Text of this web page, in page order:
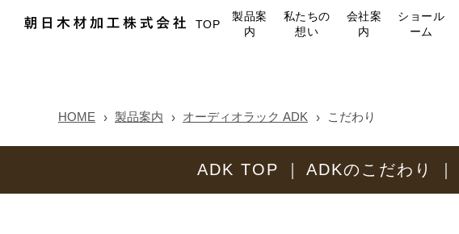
TOP
製品案
内
私たちの
想い
会社案
内
ショール
ーム
HOME 製品案内 オーディオラック ADK こだわり
ADK TOP ADKのこだわり